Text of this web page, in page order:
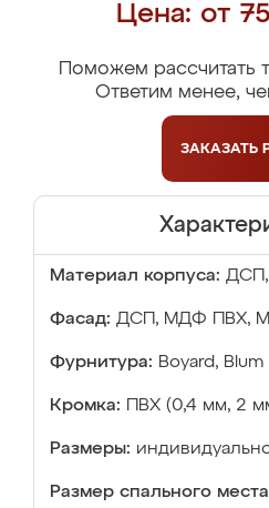
Цена: от
Поможем рассчитать
Ответим менее,
ЗАКАЗАТЬ
Материал корпуса:
Фасад: ДСП, МДФ ПВХ,
Фурнитура: Boyard, Blum
Кромка: ПВХ (0,4 мм, 2
Размеры:
Размер спального